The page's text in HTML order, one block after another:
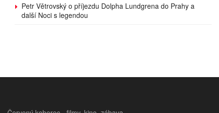
Petr Větrovský o příjezdu Dolpha Lundgrena do Prahy a
další Noci s legendou